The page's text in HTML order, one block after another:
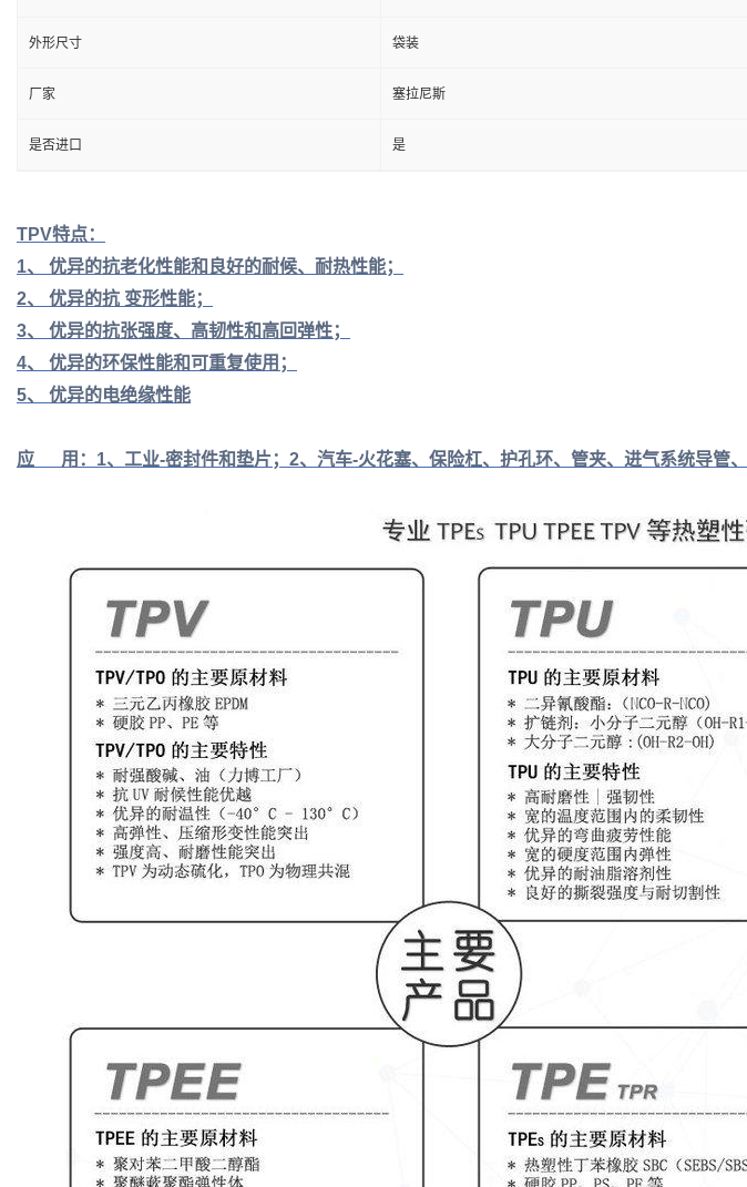
外形尺寸 袋装
厂家 塞拉尼斯
是否进口 是
TPV特点：
1、 优异的抗老化性能和良好的耐候、耐热性能；
2、 优异的抗 变形性能；
3、 优异的抗张强度、高韧性和高回弹性；
4、 优异的环保性能和可重复使用；
5、 优异的电绝缘性能
应 用：1、工业-密封件和垫片；2、汽车-火花塞、保险杠、护孔环、管夹、进气系统导管